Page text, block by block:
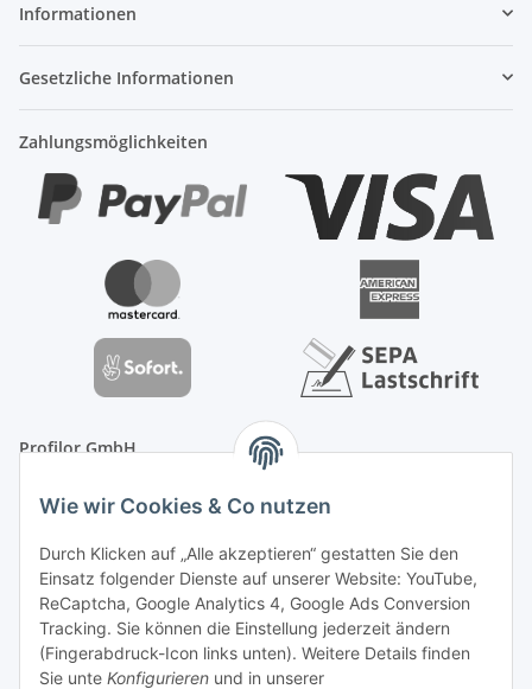
Informationen
Gesetzliche Informationen
Zahlungsmöglichkeiten
Profilor GmbH
OdF.Platz 2
16775 Löwenberger Land
Telefon: +49 (0) 33094-719-8719
E-Mail: info (ät) treppe99 (Punkt) de
Wie wir Cookies & Co nutzen
Durch Klicken auf „Alle akzeptieren“ gestatten Sie den
Einsatz folgender Dienste auf unserer Website: YouTube,
ReCaptcha, Google Analytics 4, Google Ads Conversion
Tracking. Sie können die Einstellung jederzeit ändern
(Fingerabdruck-Icon links unten). Weitere Details finden
Sie unte Konfigurieren und in unserer